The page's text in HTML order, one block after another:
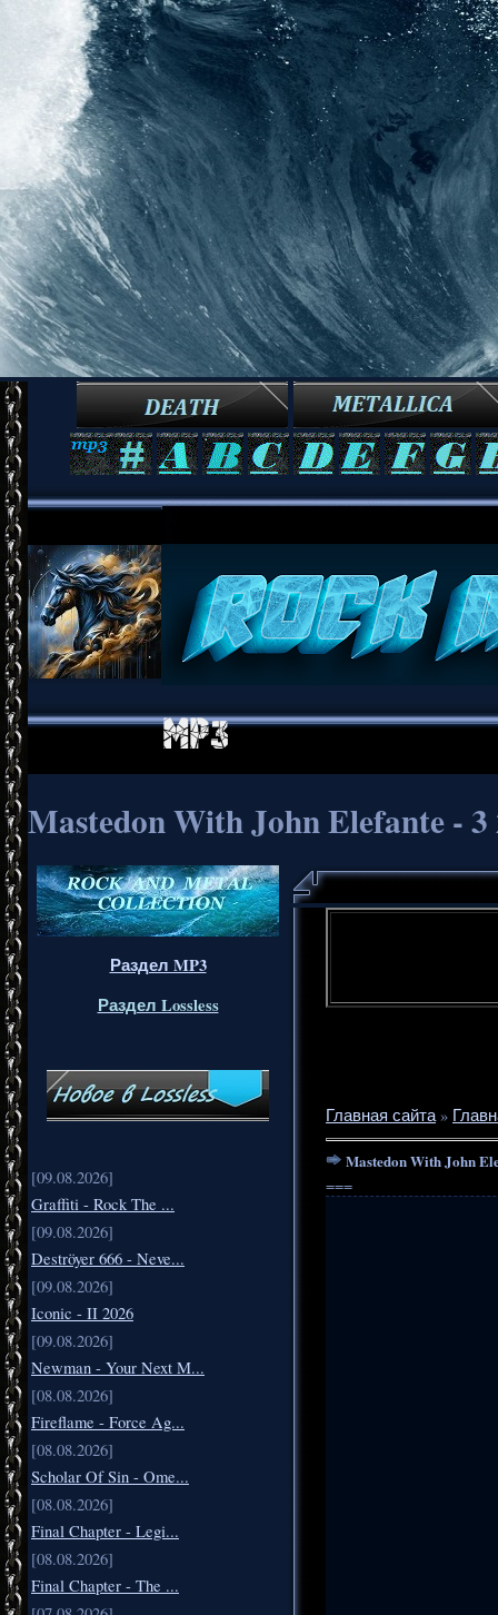
Mastedon With John Elefante - 3
Раздел MP3
Раздел Lossless
[09.08.2026]
Graffiti - Rock The ...
[09.08.2026]
Deströyer 666 - Neve...
[09.08.2026]
Iconic - II 2026
[09.08.2026]
Newman - Your Next M...
[08.08.2026]
Fireflame - Force Ag...
[08.08.2026]
Scholar Of Sin - Ome...
[08.08.2026]
Final Chapter - Legi...
[08.08.2026]
Final Chapter - The ...
Главная сайта»
Mastedon With John
===